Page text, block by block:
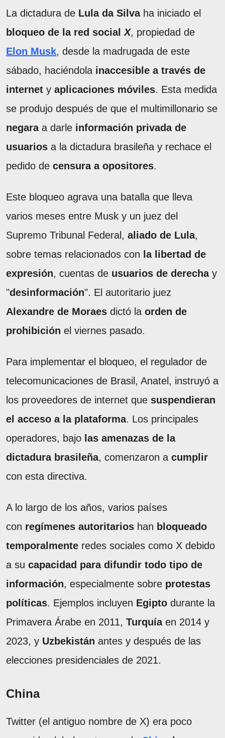
La dictadura de Lula da Silvaha iniciado el
bloqueo de la red social X, propiedad de
Elon Musk, desde la madrugada de este
sábado, haciéndola inaccesible a través de
internet y aplicaciones móviles. Esta medida
se produjo después de que el multimillonario se
negaraa darle información privada de
usuarios a la dictadura brasileña y rechace el
pedido de censura a opositores.
Este bloqueo agrava una batalla que lleva
varios meses entre Musk y un juez del
Supremo Tribunal Federal, aliado de Lula,
sobre temas relacionados con la libertad de
expresión, cuentas de usuarios de derechay
"desinformación". El autoritario juez
Alexandre de Moraes dictó la orden de
prohibición el viernes pasado.
Para implementar el bloqueo, el regulador de
telecomunicaciones de Brasil, Anatel, instruyó a
los proveedores de internet que suspendieran
el acceso a la plataforma. Los principales
operadores, bajo las amenazas de la
dictadura brasileña, comenzaron a cumplir
con esta directiva.
A lo largo de los años, varios países
con regímenes autoritarios han bloqueado
temporalmente redes sociales como X debido
a su capacidad para difundir todo tipo de
información, especialmente sobre protestas
políticas. Ejemplos incluyen Egipto durante la
Primavera Árabe en 2011, Turquíaen 2014 y
2023, y Uzbekistán antes y después de las
elecciones presidenciales de 2021.
China
Twitter (el antiguo nombre de X) era poco